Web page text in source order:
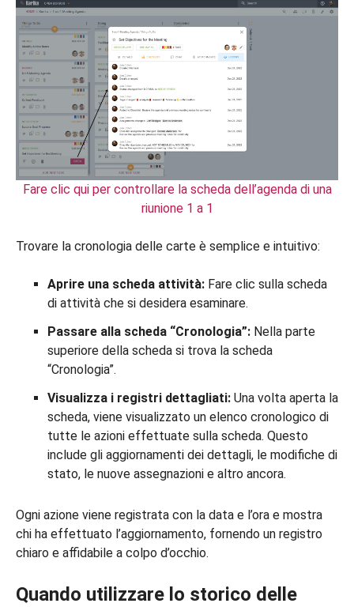
Fare clic qui per controllare la scheda dell’agenda di una
riunione 1 a 1
Trovare la cronologia delle carte è semplice e intuitivo:
Aprire una scheda attività: Fare clic sulla scheda
di attività che si desidera esaminare.
Passare alla scheda “Cronologia”: Nella parte
superiore della scheda si trova la scheda
“Cronologia”.
Visualizza i registri dettagliati: Una volta aperta la
scheda, viene visualizzato un elenco cronologico di
tutte le azioni effettuate sulla scheda. Questo
include gli aggiornamenti dei dettagli, le modifiche di
stato, le nuove assegnazioni e altro ancora.
Ogni azione viene registrata con la data e l’ora e mostra
chi ha effettuato l’aggiornamento, fornendo un registro
chiaro e affidabile a colpo d’occhio.
Quando utilizzare lo storico delle